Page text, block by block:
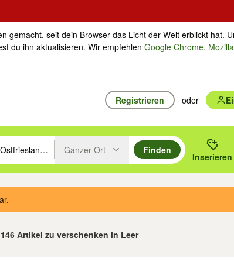
gemacht, seit dein Browser das Licht der Welt erblickt hat.
du ihn aktualisieren. Wir empfehlenGoogle Chrome,
Registrieren oder
Pfeiltasten nach oben/unten durchsuchen und mit
eingeben. Eingabetaste drücken um zu suchen, oder
Ganzer Ort
Finden
Inserieren
Artikel zu verschenken in Leer